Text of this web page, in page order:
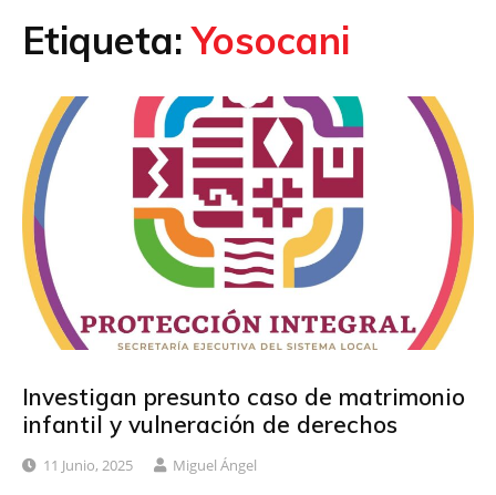
Etiqueta:Yosocani
Investigan presunto caso de matrimonio
infantil y vulneración de derechos
11 Junio, 2025 Miguel Ángel